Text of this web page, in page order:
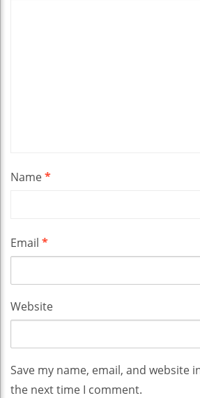
Name*
Email *
Website
Save my name, email, and website
the next time I comment.